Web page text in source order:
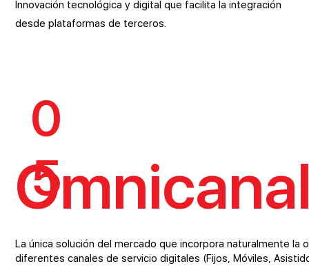
Innovación tecnológica y digital que facilita la integración
desde plataformas de terceros.
0
5
La única solución del mercado que incorpora naturalmente la
diferentes canales de servicio digitales (Fijos, Móviles,